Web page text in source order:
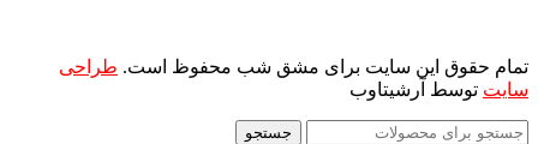
تمام حقوق این سایت برای مشق شب محفوظ است. طراحی
سایت توسط آرشیتاوب
جستجو